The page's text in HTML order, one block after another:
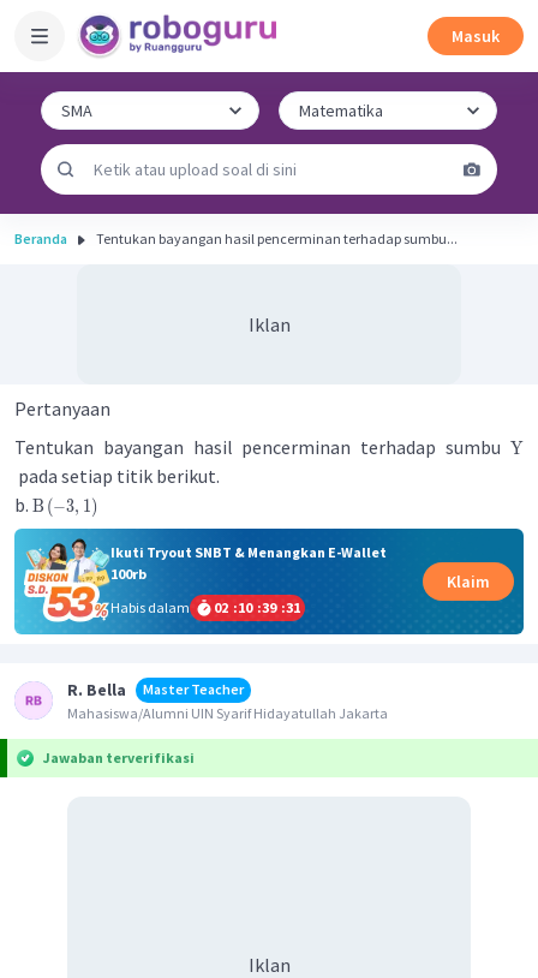
Masuk
Beranda Tentukan bayangan hasil pencerminan terhadap sumbu...
Iklan
Pertanyaan
Tentukan bayangan hasil pencerminan terhadap sumbu Y
pada setiap titik berikut.
b. B (−3, 1)
Ikuti Tryout SNBT & Menangkan E-Wallet
100rb
Habis dalam
02 :10 :39 :31
Klaim
R. Bella
Master Teacher
Mahasiswa/Alumni UIN Syarif Hidayatullah Jakarta
Jawaban terverifikasi
Iklan